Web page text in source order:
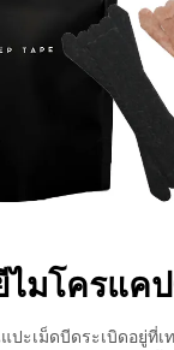
ไมโครแค
ะเม็ดบีดระเบิดอยู่ที่เ